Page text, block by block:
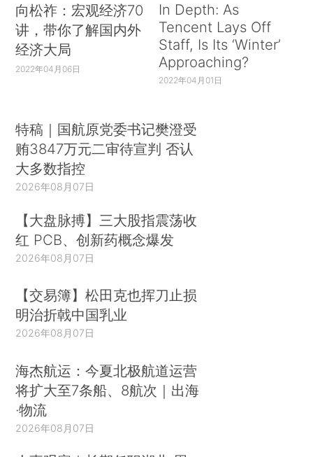
向松祚：宏观经济70
讲，带你了解国内外
经济大局
2022年04月06日
In Depth: As
Tencent Lays Off
Staff, Is Its ‘Winter’
Approaching?
2022年04月01日
特稿｜国航原党委书记樊澄受
贿3847万元二审待宣判 否认
大多数指控
2026年08月07日
【大盘脉搏】三大股指震荡收
红 PCB、创新药概念爆发
2026年08月07日
【交易簿】松田克也挥刀止损
明治折戟中国乳业
2026年08月07日
海杰航运：今夏北极航道运营
将扩大至7条船、8航次｜出海
·物流
2026年08月07日